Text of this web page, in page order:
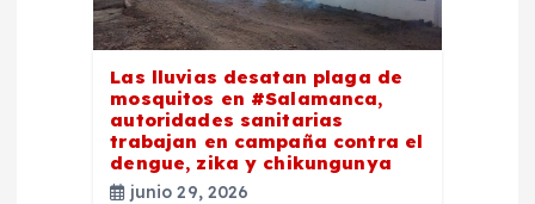
Las lluvias desatan plaga de
mosquitos en #Salamanca,
autoridades sanitarias
trabajan en campaña contra el
dengue, zika y chikungunya
junio 29, 2026